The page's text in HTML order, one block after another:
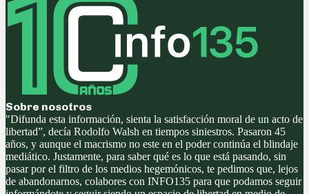
Sobre nosotros
"Difunda esta información, sienta la satisfacción moral de un acto de
libertad”, decía Rodolfo Walsh en tiempos siniestros. Pasaron 45
años, y aunque el macrismo no este en el poder continúa el blindaje
mediático. Justamente, para saber qué es lo que está pasando, sin
pasar por el filtro de los medios hegemónicos, te pedimos que, lejos
de abandonarnos, colabores con INFO135 para que podamos seguir